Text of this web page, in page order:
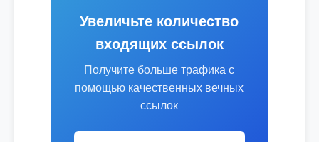
Увеличьте количество
входящих ссылок
Получите больше трафика с
помощью качественных вечных
ссылок